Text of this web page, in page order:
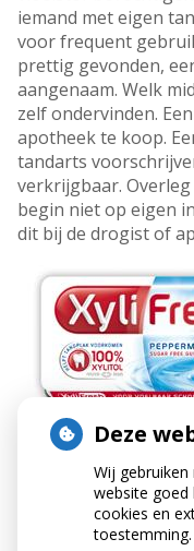
iemand met eigen
voor frequent
prettig gevonden,
aangenaam. Welk
zelf ondervinden.
apotheek te koop.
tandarts
verkrijgbaar.
begin niet op eigen
dit bij de drogist of
Deze
Wij
website goed
cookies en
toestemming.